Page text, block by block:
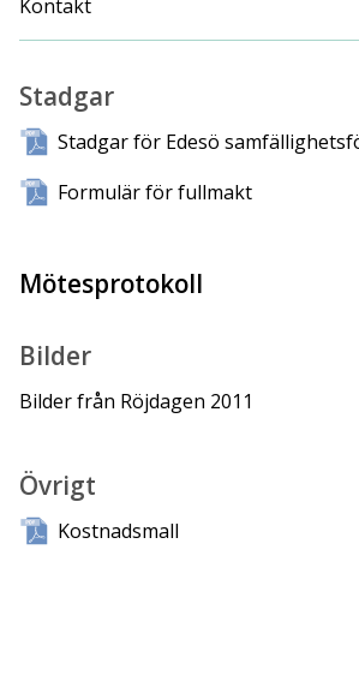
Kontakt
Stadgar
Stadgar för Edesö
Formulär för fullmakt
Mötesprotokoll
Bilder
Bilder från Röjdagen 2011
Övrigt
Kostnadsmall